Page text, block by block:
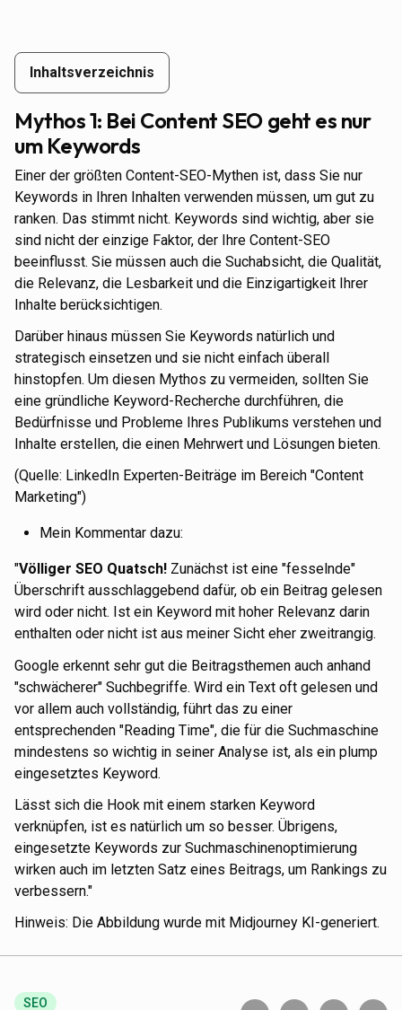
Inhaltsverzeichnis
Mythos 1: Bei Content SEO geht es nur
um Keywords
Einer der größten Content-SEO-Mythen ist, dass Sie nur
Keywords in Ihren Inhalten verwenden müssen, um gut zu
ranken. Das stimmt nicht. Keywords sind wichtig, aber sie
sind nicht der einzige Faktor, der Ihre Content-SEO
beeinflusst. Sie müssen auch die Suchabsicht, die Qualität,
die Relevanz, die Lesbarkeit und die Einzigartigkeit Ihrer
Inhalte berücksichtigen.
Darüber hinaus müssen Sie Keywords natürlich und
strategisch einsetzen und sie nicht einfach überall
hinstopfen. Um diesen Mythos zu vermeiden, sollten Sie
eine gründliche Keyword-Recherche durchführen, die
Bedürfnisse und Probleme Ihres Publikums verstehen und
Inhalte erstellen, die einen Mehrwert und Lösungen bieten.
(Quelle: LinkedIn Experten-Beiträge im Bereich "Content
Marketing")
Mein Kommentar dazu:
"Völliger SEO Quatsch! Zunächst ist eine "fesselnde"
Überschrift ausschlaggebend dafür, ob ein Beitrag gelesen
wird oder nicht. Ist ein Keyword mit hoher Relevanz darin
enthalten oder nicht ist aus meiner Sicht eher zweitrangig.
Google erkennt sehr gut die Beitragsthemen auch anhand
"schwächerer" Suchbegriffe. Wird ein Text oft gelesen und
vor allem auch vollständig, führt das zu einer
entsprechenden "Reading Time", die für die Suchmaschine
mindestens so wichtig in seiner Analyse ist, als ein plump
eingesetztes Keyword.
Lässt sich die Hook mit einem starken Keyword
verknüpfen, ist es natürlich um so besser. Übrigens,
eingesetzte Keywords zur Suchmaschinenoptimierung
wirken auch im letzten Satz eines Beitrags, um Rankings zu
verbessern."
Hinweis: Die Abbildung wurde mit Midjourney KI-generiert.
SEO